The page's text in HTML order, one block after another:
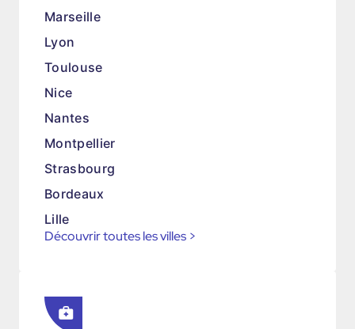
Marseille
Lyon
Toulouse
Nice
Nantes
Montpellier
Strasbourg
Bordeaux
Lille
Découvrir toutes les villes >